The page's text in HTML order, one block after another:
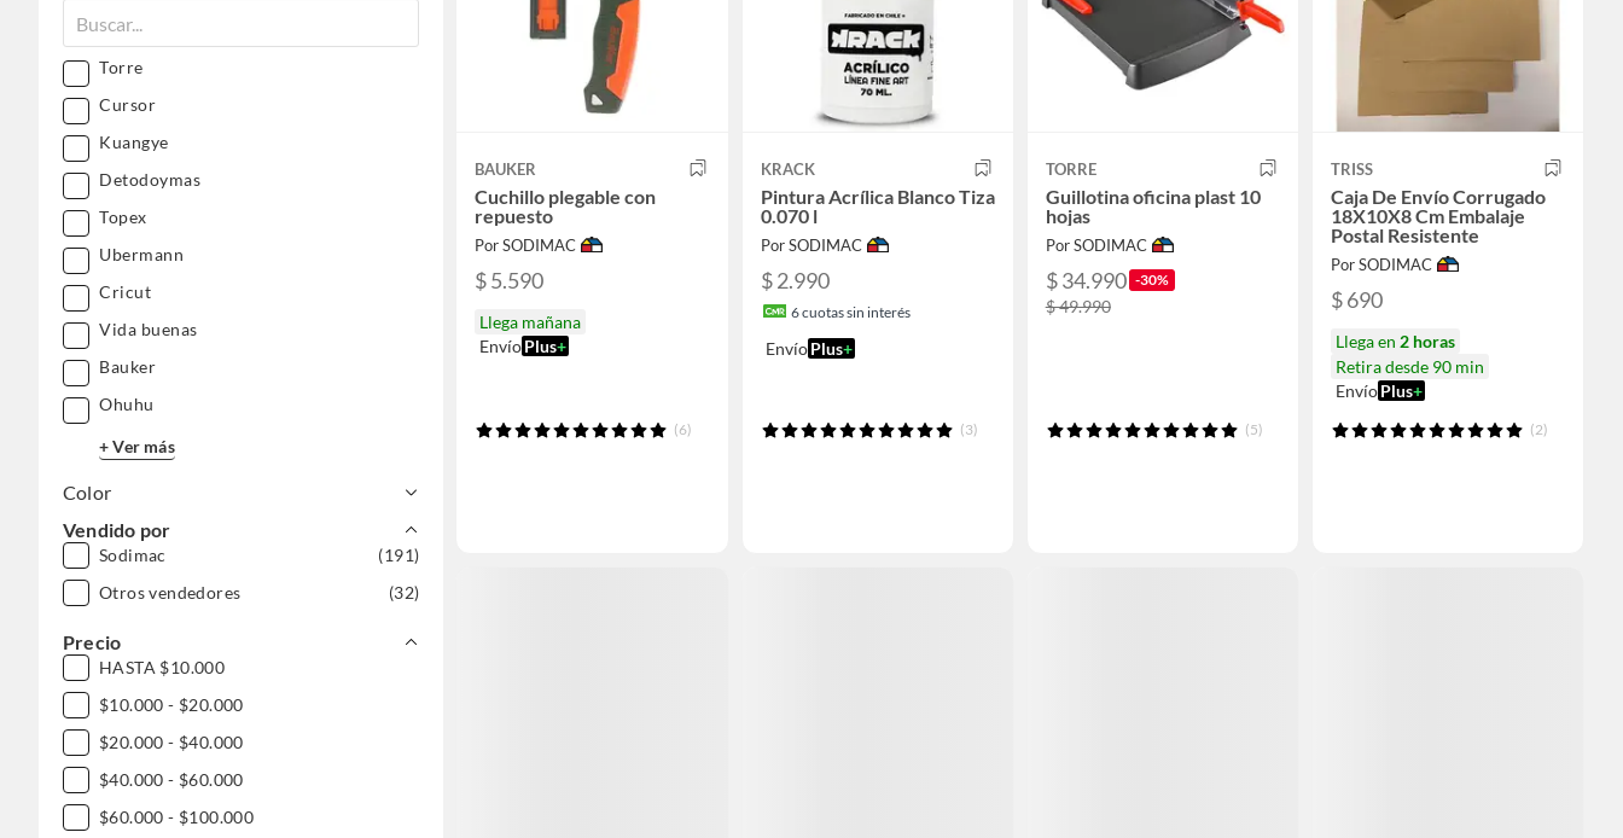
Torre
Cursor
Kuangye
Detodoymas
Topex
Ubermann
Cricut
Vida buenas
Bauker
Ohuhu
+ Ver más
Color
Vendido por
Sodimac
(191)
Otros vendedores
(32)
Precio
HASTA $10.000
$10.000 - $20.000
$20.000 - $40.000
$40.000 - $60.000
$60.000 - $100.000
BAUKER
Cuchillo plegable con
repuesto
Por SODIMAC
$ 5.590
Llega mañana
EnvíoPlus+
(6)
KRACK
Pintura Acrílica Blanco Tiza
0.070 l
Por SODIMAC
$ 2.990
6cuotas sin interés
Envío Plus+
(3)
TORRE
Guillotina oficina plast 10
hojas
Por SODIMAC
$ 34.990 -30%
$ 49.990
(5)
TRISS
Caja De Envío Corrugado
18X10X8 Cm Embalaje
Postal Resistente
Por SODIMAC
$ 690
Llega en 2 horas
Retira desde 90 min
EnvíoPlus+
(2)